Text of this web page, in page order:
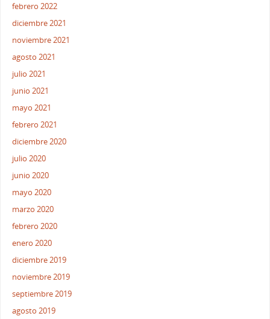
febrero 2022
diciembre 2021
noviembre 2021
agosto 2021
julio 2021
junio 2021
mayo 2021
febrero 2021
diciembre 2020
julio 2020
junio 2020
mayo 2020
marzo 2020
febrero 2020
enero 2020
diciembre 2019
noviembre 2019
septiembre 2019
agosto 2019